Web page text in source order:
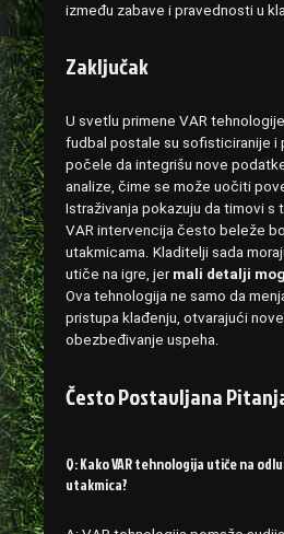
između zabave i pravednosti u
Zaključak
U svetlu primene VAR
fudbal postale su sofisticiranije i
počele da integrišu nove
analize, čime se može uočiti
Istraživanja pokazuju da timovi s
VAR intervencija često beleže
utakmicama. Kladitelji sada
utiče na igre, jer mali detalji
Ova tehnologija ne samo da
pristupa klađenju, otvarajući
obezbeđivanje uspeha.
Često Postavljana
Q: Kako VAR tehnologija utiče na
utakmica?